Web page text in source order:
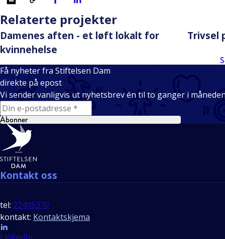
Relaterte projekter
Damenes aften - et løft lokalt for
kvinnehelse
Trivsel
Få nyheter fra Stiftelsen Dam
direkte på epost
Vi sender vanligvis ut nyhetsbrev én til to ganger i måneden
E-mail
Abonner
Bunntekst
Kontakt oss
tel: 22405370
kontakt: Kontaktskjema
Follow us